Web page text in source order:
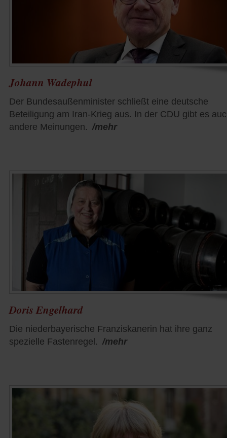
Johann Wadephul
Der Bundesaußenminister schließt eine deutsche
Beteiligung am Iran-Krieg aus. In der CDU gibt es
andere Meinungen. /mehr
Doris Engelhard
Die niederbayerische Franziskanerin hat ihre ganz
spezielle Fastenregel. /mehr